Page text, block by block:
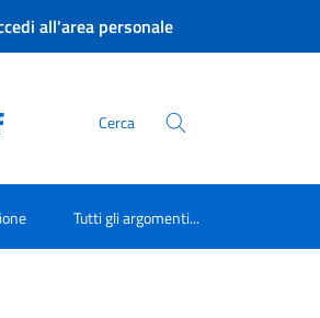
all'area personale
Cerca
Tutti gli argomenti...